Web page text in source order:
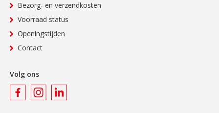
Bezorg- en verzendkosten
Voorraad status
Openingstijden
Contact
Volg ons